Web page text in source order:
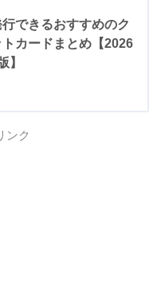
行できるおすすめのク
トカードまとめ【2026
】
ンク